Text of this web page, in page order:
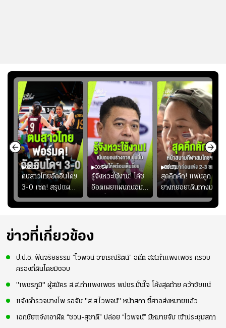
02:21
ตบสาวไทยอัดอินโดฯ
3-0 เซต! สรุปแผน
โค้ชอ๊อตติวเข้ม
ฟิตเนสต่อ พร้อมเผย
ไม่เต็มเกม
00:54
รู้จังหวะใช้งาน! โค้ช
อ๊อตเผยแผนถนอม
“บุ๋มบิ๋ม” เพื่อรักษา
ร่างกายให้พร้อมที่สุด
00:51
สุดคึกคัก! แฟนลูก
ยางทยอยเดินทางมา
หน้าสนามกีฬา
สมโภชฯ กันอย่าง
ข่าวที่เกี่ยวข้อง
ป.ป.ช. ฟันจริยธรรม “ไวพจน์ อาภรณ์รัตน์” อดีต สส.กำแพงเพชร ครอบ
ครองที่ดินโดยมิชอบ
"เพชรภูมิ" ผู้สมัคร ส.ส.กำแพงเพชร พปชร.มั่นใจ โค้งสุดท้าย คว้าชัยแน่
แจ้งตำรวจบางโพ รอจับ "ส.ส.ไวพจน์" หน้าสภา ชี้ศาลส่งหมายแล้ว
เอกชัยแจ้งเอาผิด “ชวน-สุชาติ” ปล่อย “ไวพจน์” มีหมายจับ เข้าประชุมสภา